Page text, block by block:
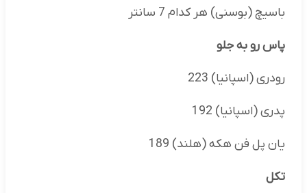
باسیچ (بوسنی) هر کدام 7 سانتر
پاس رو به جلو
رودری (اسپانیا) 223
پدری (اسپانیا) 192
یان پل فن هکه (هلند) 189
تکل